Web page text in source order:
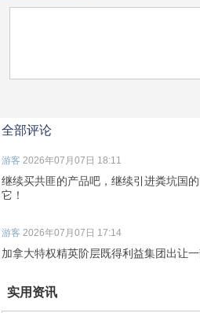
全部评论
游客 2026年07月07日 18:11
继续买共匪的产品吧，继续引进粪坑国
它！
游客 2026年07月07日 17:14
加拿大特权精英阶层既得利益集团出让
实用资讯